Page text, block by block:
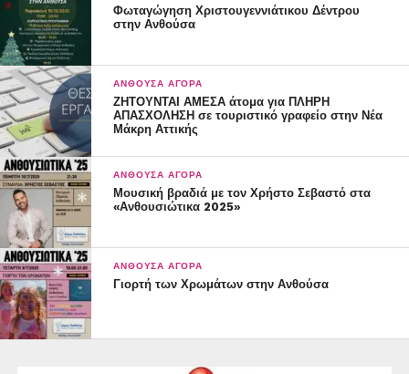
Φωταγώγηση Χριστουγεννιάτικου Δέντρου
στην Ανθούσα
ΑΝΘΟΎΣΑ ΑΓΟΡΆ
ΖΗΤΟΥΝΤΑΙ ΑΜΕΣΑ άτομα για ΠΛΗΡΗ
ΑΠΑΣΧΟΛΗΣΗ σε τουριστικό γραφείο στην Νέα
Μάκρη Αττικής
ΑΝΘΟΎΣΑ ΑΓΟΡΆ
Μουσική βραδιά με τον Χρήστο Σεβαστό στα
«Ανθουσιώτικα 2025»
ΑΝΘΟΎΣΑ ΑΓΟΡΆ
Γιορτή των Χρωμάτων στην Ανθούσα